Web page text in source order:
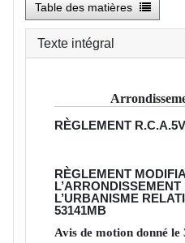
Table des matières
Texte intégral
RÈGLEMENT
RÈGLEMENT
L’URBANISME
53141MB
Avis de motion donné le